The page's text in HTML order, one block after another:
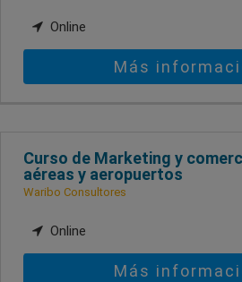
Online
Más
Curso de Marketing y
aéreas y aeropuertos
Waribo Consultores
Online
Más